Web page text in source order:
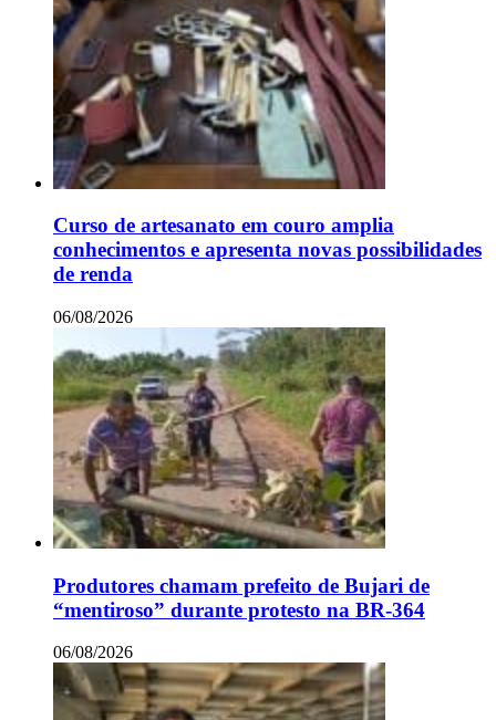
Curso de artesanato em couro amplia
conhecimentos e apresenta novas possibilidades
de renda
06/08/2026
Produtores chamam prefeito de Bujari de
“mentiroso” durante protesto na BR-364
06/08/2026